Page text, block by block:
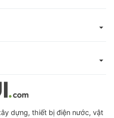
dựng, thiết bị điện nước, vật